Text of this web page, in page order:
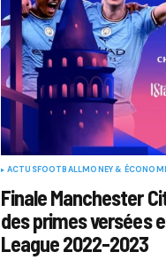
ACTUSFOOTBALLMONEY &
Finale Manchester
des primes versées
League 2022-2023